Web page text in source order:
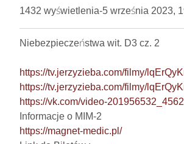
1432 wyświetlenia-5 września 2023,
Niebezpieczeństwa wit. D3 cz. 2
https://tv.jerzyzieba.com/filmy/
https://tv.jerzyzieba.com/filmy/
https://vk.com/video-
https://magnet-medic.pl/